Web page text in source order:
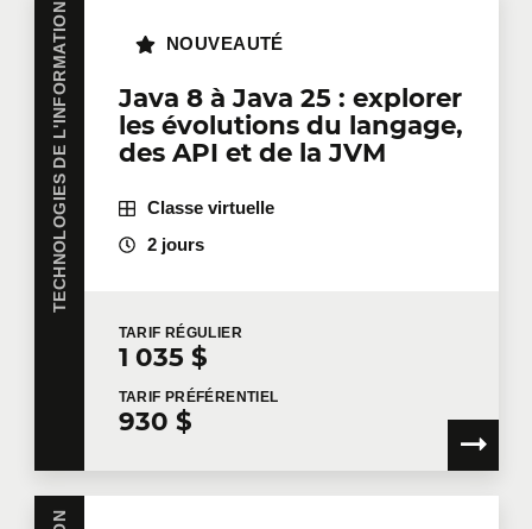
TECHNOLOGIES DE L'INFORMATION
Java 8 à Java 25 : explorer
les évolutions du langage,
des API et de la JVM
NOUVEAUTÉ
Classe virtuelle
2 jours
TARIF RÉGULIER
1 035 $
TARIF PRÉFÉRENTIEL
930 $